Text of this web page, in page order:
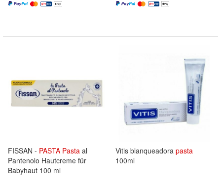
FISSAN - PASTA Pasta al
Pantenolo Hautcreme für
Babyhaut 100 ml
Vitis blanqueadora pasta
100ml